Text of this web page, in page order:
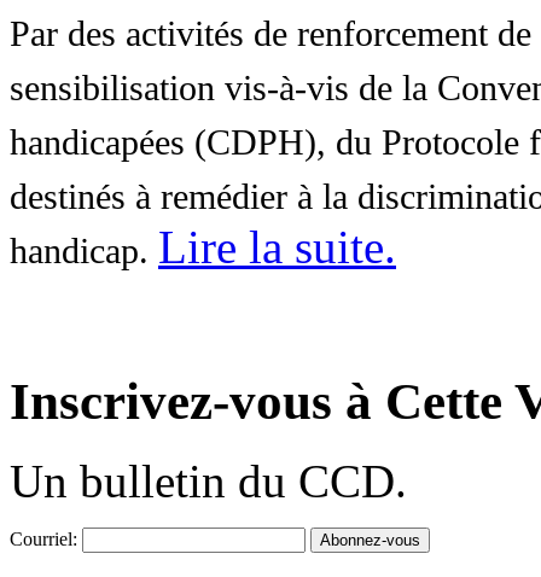
Par des activités de renforcement
sensibilisation vis-à-vis de la
handicapées (CDPH), du Protocole
destinés à remédier à la
handicap. Lire la suite.
Inscrivez-vous à Cette
Un bulletin du CCD.
Courriel: